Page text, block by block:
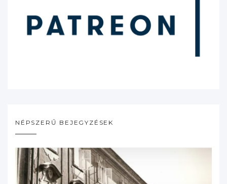
NÉPSZERŰ BEJEGYZÉSEK